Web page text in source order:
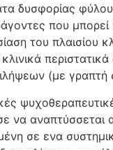
δυσφορίας
που
του
(με γραπτή
να αναπτύσσεται
σε ενα